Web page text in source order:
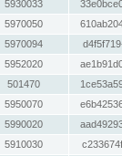
5930033
5970050
5970094
5952020
501470
5950070
5990020
5910030